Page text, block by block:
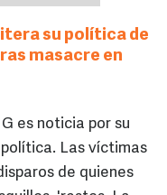
su política de
masacre en
es noticia por su
Las víctimas
de quienes